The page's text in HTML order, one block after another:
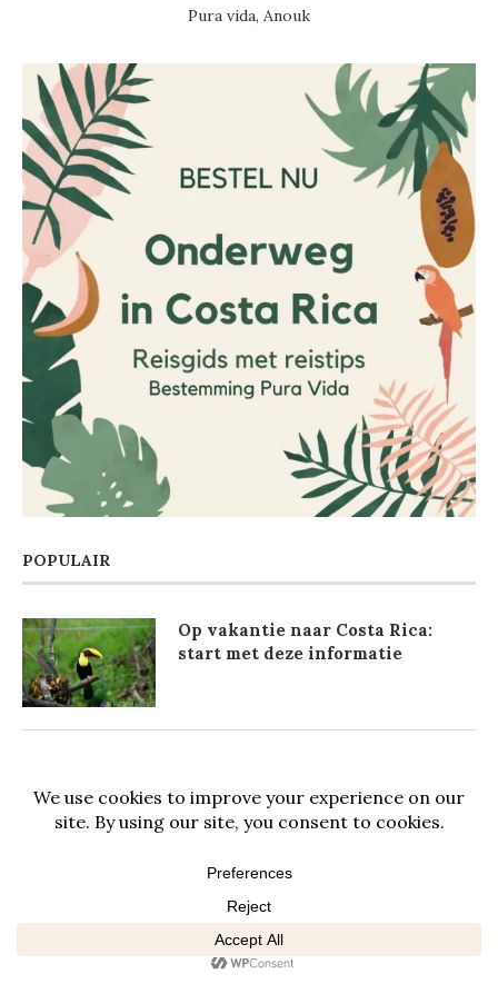
Pura vida, Anouk
POPULAIR
Op vakantie naar Costa Rica:
start met deze informatie
mee? (complete inpaklijst)
Nationaal Park Rincon de la
Vieja: avontuurlijk en divers